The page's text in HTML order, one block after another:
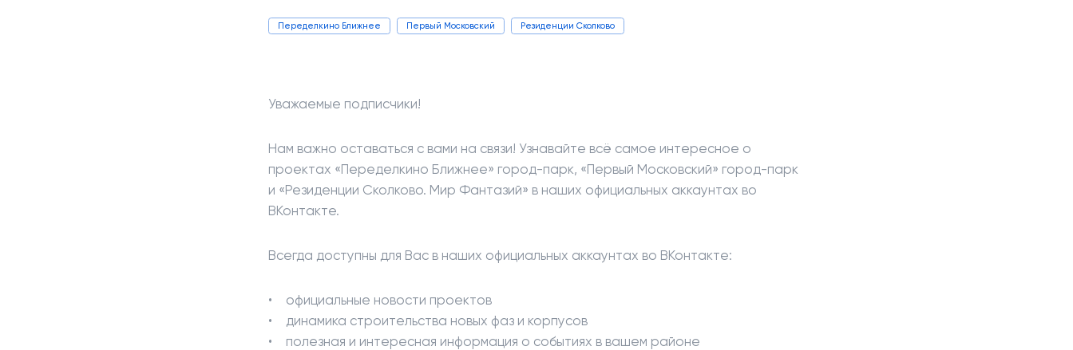
Переделкино Ближнее Первый Московский Резиденции Сколково
Уважаемые подписчики!
Нам важно оставаться с вами на связи! Узнавайте всё самое интересное о
проектах «Переделкино Ближнее» город-парк, «Первый Московский» город-парк
и «Резиденции Сколково. Мир Фантазий» в наших официальных аккаунтах во
ВКонтакте.
Всегда доступны для Вас в наших официальных аккаунтах во ВКонтакте:
официальные новости проектов
динамика строительства новых фаз и корпусов
полезная и интересная информация о событиях в вашем районе